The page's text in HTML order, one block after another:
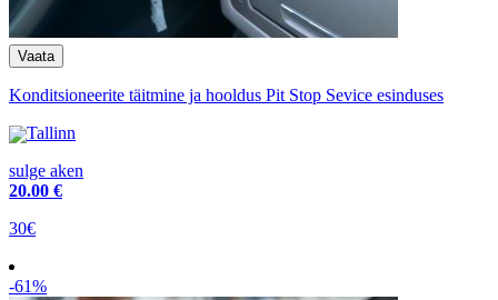
Konditsioneerite täitmine ja hooldus Pit Stop Sevice esinduses
Tallinn
sulge aken
20.00 €
30€
-61%